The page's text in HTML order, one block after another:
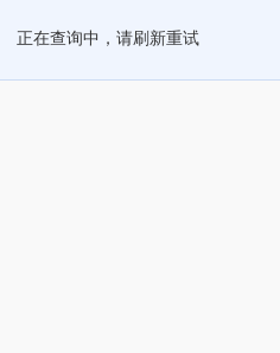
正在查询中，请刷新重试